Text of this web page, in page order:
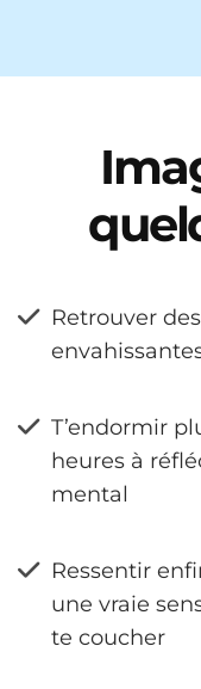
Retrouver
T’endormir
heures à
mental
Ressentir
une vraie
te coucher